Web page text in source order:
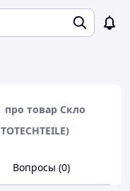
про товар Скло
Вопросы (0)